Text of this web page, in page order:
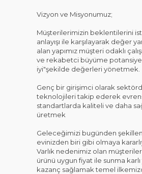
Vizyon ve Misyonumuz;
Müşterilerimizin beklentilerini
anlayışı ile karşılayarak değer
alan yapımız müşteri odaklı
ve rekabetci büyüme
iyi"şekilde değerleri yönetmek.
Genç bir girişimci olarak
teknolojileri takip ederek
standartlarda kaliteli ve daha
üretmek
Geleceğimizi bugünden
evinizden biri gibi olmaya
Varlık nedenimiz olan
ürünü uygun fiyat ile sunma karlı
kazanç sağlamak temel